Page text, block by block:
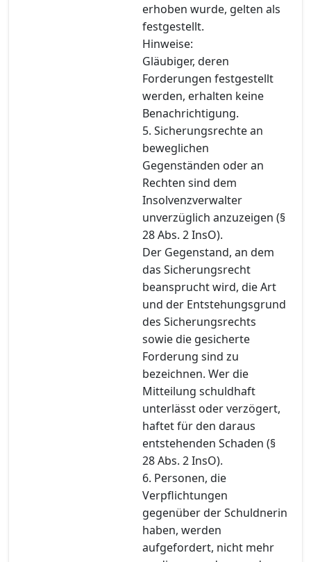
erhoben wurde, gelten als
festgestellt.
Hinweise:
Gläubiger, deren
Forderungen festgestellt
werden, erhalten keine
Benachrichtigung.
5. Sicherungsrechte an
beweglichen
Gegenständen oder an
Rechten sind dem
Insolvenzverwalter
unverzüglich anzuzeigen (§
28 Abs. 2 InsO).
Der Gegenstand, an dem
das Sicherungsrecht
beansprucht wird, die Art
und der Entstehungsgrund
des Sicherungsrechts
sowie die gesicherte
Forderung sind zu
bezeichnen. Wer die
Mitteilung schuldhaft
unterlässt oder verzögert,
haftet für den daraus
entstehenden Schaden (§
28 Abs. 2 InsO).
6. Personen, die
Verpflichtungen
gegenüber der Schuldnerin
haben, werden
aufgefordert, nicht mehr